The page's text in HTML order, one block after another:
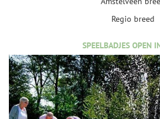
Regio breed
SPEELBADJES OPEN